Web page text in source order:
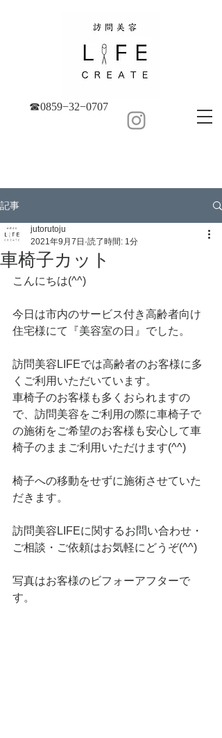
☎︎0859−32−0707
記事
車椅子カット
jutorutoju
2021年9月7日 読了時間: 1分
こんにちは(^^)
今日は市内のサービス付き高齢者向け
住宅様にて『美容室の日』でした。
訪問美容LIFEでは高齢者のお客様に多
くご利用いただいています。
車椅子のお客様も多くおられますの
で、訪問美容をご利用の際に車椅子で
の施術をご希望のお客様も安心して車
椅子のままご利用いただけます(^^)
椅子への移動をせずに施術させていた
だきます。
訪問美容LIFEに関するお問い合わせ・
ご相談・ご依頼はお気軽にどうぞ(^^)
写真はお客様のビフォーアフターで
す。